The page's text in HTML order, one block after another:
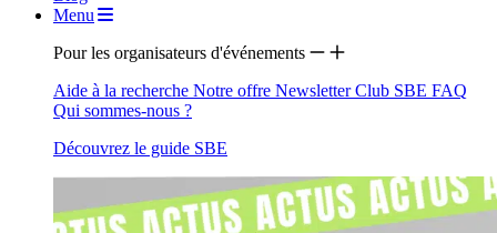
Menu
Pour les organisateurs d'événements
Aide à la recherche Notre offre NewsletterClub SBE FAQ
Qui sommes-nous ?
Découvrez le guide SBE